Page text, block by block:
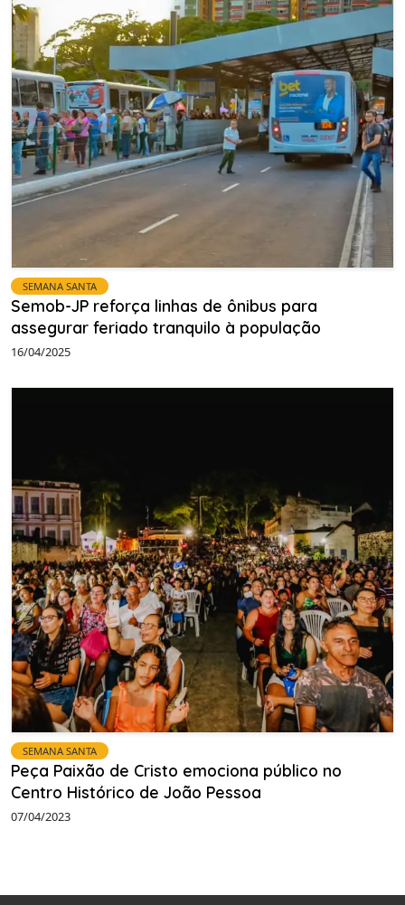
SEMANA SANTA
Semob-JP reforça linhas de ônibus para
assegurar feriado tranquilo à população
16/04/2025
SEMANA SANTA
Peça Paixão de Cristo emociona público no
Centro Histórico de João Pessoa
07/04/2023